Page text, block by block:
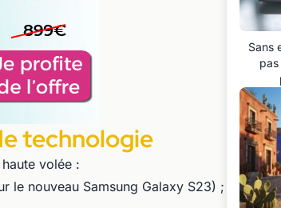
technologie
volée :
le nouveau Samsung Galaxy S23) ;
Sans